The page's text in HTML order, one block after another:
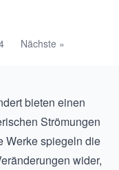
Nächste »
bieten einen
Strömungen
Werke spiegeln die
wider,